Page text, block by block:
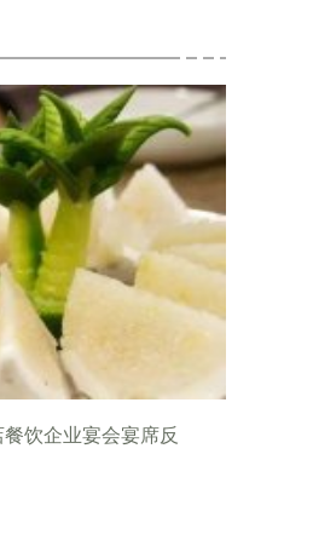
饮企业宴会宴席反